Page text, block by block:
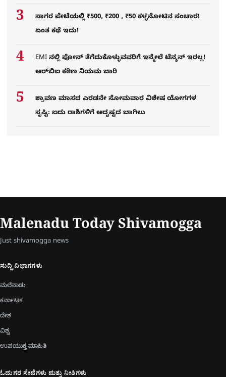
ಸಾಗರ ಪೇಟೆಯಲ್ಲಿ ₹500, ₹200 , ₹50 ಕಳ್ಳನೋಟಿನ ಸಂಚಾರ!
ಏಂತ ಕಥೆ ಇದು!
EMI ನಲ್ಲಿ ಫೋನ್​ ತೆಗೆದುಕೊಳ್ಳುವವರಿಗೆ ಇನ್ಮೇಲೆ ಟೆನ್ಶನ್​ ಇರಲ್ಲ!
ಆರ್‌ಬಿಐ ಕಠಿಣ ನಿಯಮ ಜಾರಿ
ಶ್ರಾವಣ ಮಾಸದ ಎರಡನೇ ಸೋಮವಾರ ವಿಶೇಷ ಯೋಗಗಳ
ಸೃಷ್ಟಿ: ಐದು ರಾಶಿಗಳಿಗೆ ಅದೃಷ್ಟದ ಬಾಗಿಲು
Malenadu Today Shivamogga
Just shivamogga news
ಸುದ್ದಿ ವಿಭಾಗಗಳು
ಮಲೆನಾಡು
ಕರ್ನಾಟಕ
ದೇಶ
ವಿಶ್ವ
ಉಪಯುಕ್ತ ಮಾಹಿತಿ
ಓದುಗರ ಸೇವೆಗಳು ಮತ್ತು ನೀತಿಗಳು